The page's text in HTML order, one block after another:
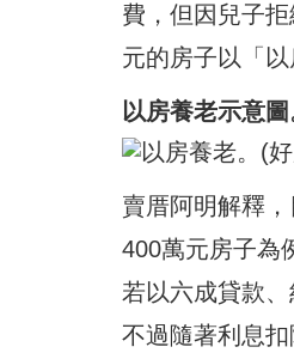
費，但因兒子
元的房子以「以
以房養老示意
賣厝阿明解釋
400萬元房子為
若以六成貸款
不過隨著利息扣